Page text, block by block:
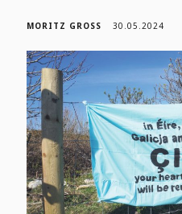
MORITZ GROSS 30.05.2024